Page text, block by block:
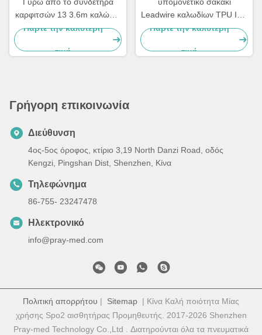
Γύρω από το συνδετήρα
καρφιτσών 13 3.6m καλώδιο
3 μολύβδου ECG για
Πάρτε την καλύτερη
τιμή
υπομονετικό σακάκι
Leadwire καλωδίων TPU IEC
AHA ECG τύπων 3Lead
Πάρτε την καλύτερη
τιμή
Γρήγορη επικοινωνία
Διεύθυνση
4ος-5ος όροφος, κτίριο 3,19 North Danzi Road, οδός
Kengzi, Pingshan Dist, Shenzhen, Κίνα
Τηλεφώνημα
86-755- 23247478
Ηλεκτρονικό
info@pray-med.com
Πολιτική απορρήτου | Sitemap | Κίνα Καλή ποιότητα Μίας
χρήσης Spo2 αισθητήρας Προμηθευτής. 2017-2026 Shenzhen
Pray-med Technology Co.,Ltd . Διατηρούνται όλα τα πνευματικά